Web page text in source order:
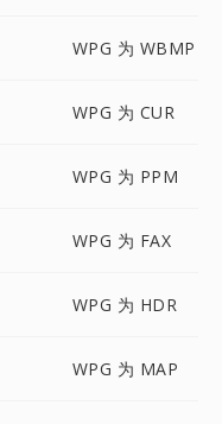
WPG 为 WBMP
WPG 为 CUR
WPG 为 PPM
WPG 为 FAX
WPG 为 HDR
WPG 为 MAP